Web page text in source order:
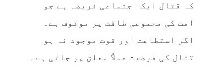
کہ قتال ایک اجتماعی فریضہ ہے جو
امت کی مجموعی طاقت پر موقوف ہے۔
اگر استطاعت اور قوت موجود نہ ہو
قتال کی فرضیت عملاً معلق ہو جاتی ہے۔